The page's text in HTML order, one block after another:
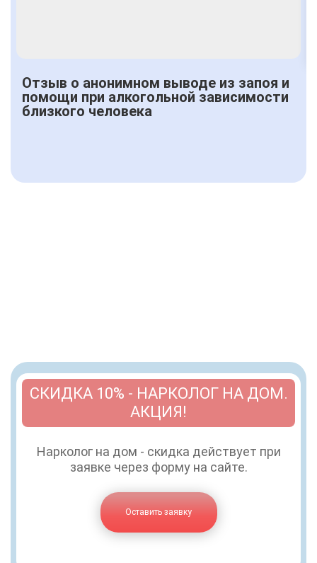
Отзыв о анонимном выводе из запоя и
помощи при алкогольной зависимости
близкого человека
СКИДКА 10% - НАРКОЛОГ НА ДОМ.
АКЦИЯ!
Нарколог на дом - скидка действует при
заявке через форму на сайте.
Оставить заявку